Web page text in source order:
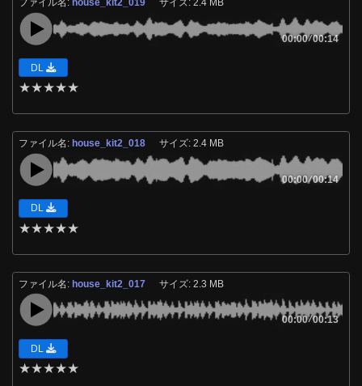
ファイル名: house_kit2_019 サイズ: 2.4 MB
00:00/00:14
DL
★★★★★
ファイル名: house_kit2_018 サイズ: 2.4 MB
00:00 /00:14
DL
★★★★★
ファイル名:house_kit2_017 サイズ: 2.3 MB
00:00/00:13
DL
★★★★★